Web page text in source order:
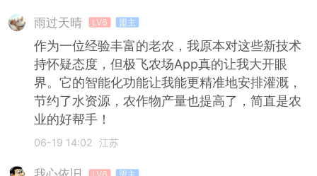
雨过天晴 LV6 盟主
作为一位经验丰富的老农，我原本对这些新技术
持怀疑态度，但极飞农场App真的让我大开眼
界。它的智能化功能让我能更精准地安排灌溉，
节约了水资源，农作物产量也提高了，简直是农
业的好帮手！
06-19 14:02 江苏